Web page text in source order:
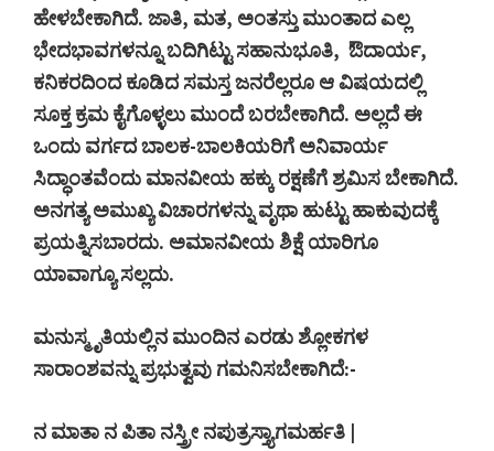
ಹೇಳಬೇಕಾಗಿದೆ. ಜಾತಿ, ಮತ, ಅಂತಸ್ತು ಮುಂತಾದ ಎಲ್ಲ
ಭೇದಭಾವಗಳನ್ನೂ ಬದಿಗಿಟ್ಟು ಸಹಾನುಭೂತಿ, ಔದಾರ್ಯ,
ಕನಿಕರದಿಂದ ಕೂಡಿದ ಸಮಸ್ತ ಜನರೆಲ್ಲರೂ ಆ ವಿಷಯದಲ್ಲಿ
ಸೂಕ್ತ ಕ್ರಮ ಕೈಗೊಳ್ಳಲು ಮುಂದೆ ಬರಬೇಕಾಗಿದೆ. ಅಲ್ಲದೆ ಈ
ಒಂದು ವರ್ಗದ ಬಾಲಕ-ಬಾಲಕಿಯರಿಗೆ ಅನಿವಾರ್ಯ
ಸಿದ್ಧಾಂತವೆಂದು ಮಾನವೀಯ ಹಕ್ಕು ರಕ್ಷಣೆಗೆ ಶ್ರಮಿಸ ಬೇಕಾಗಿದೆ.
ಅನಗತ್ಯ ಅಮುಖ್ಯ ವಿಚಾರಗಳನ್ನು ವೃಥಾ ಹುಟ್ಟು ಹಾಕುವುದಕ್ಕೆ
ಪ್ರಯತ್ನಿಸಬಾರದು. ಅಮಾನವೀಯ ಶಿಕ್ಷೆ ಯಾರಿಗೂ
ಯಾವಾಗ್ಯೂ ಸಲ್ಲದು.
ಮನುಸ್ಮೃತಿಯಲ್ಲಿನ ಮುಂದಿನ ಎರಡು ಶ್ಲೋಕಗಳ
ಸಾರಾಂಶವನ್ನು ಪ್ರಭುತ್ವವು ಗಮನಿಸಬೇಕಾಗಿದೆ:-
ನ ಮಾತಾ ನ ಪಿತಾ ನಸ್ತ್ರೀ ನಪುತ್ರಸ್ತ್ಯಾಗಮರ್ಹತಿ |